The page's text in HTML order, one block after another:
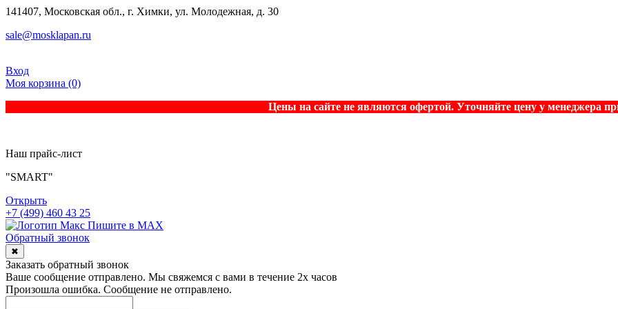
141407, Московская обл., г. Химки, ул. Молодежная, д. 30
sale@mosklapan.ru
Вход
Моя корзина (0)
Цены на сайте не являются офертой. Уточняйте цену у менеджера
Наш прайс-лист
"SMART"
Открыть
+7 (499) 460 43 25
Пишите в MAX
Обратный звонок
✖
Заказать обратный звонок
Ваше сообщение отправлено. Мы свяжемся с вами в течение 2х часов
Произошла ошибка. Сообщение не отправлено.